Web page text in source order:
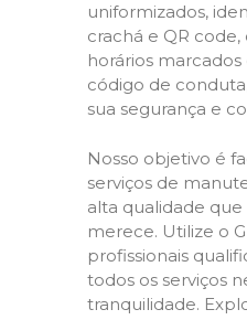
uniformizados,
crachá e QR
horários
código de
sua segurança e
Nosso objetivo é
serviços de
alta qualidade
merece. Utilize o
profissionais
todos os serviços
tranquilidade.